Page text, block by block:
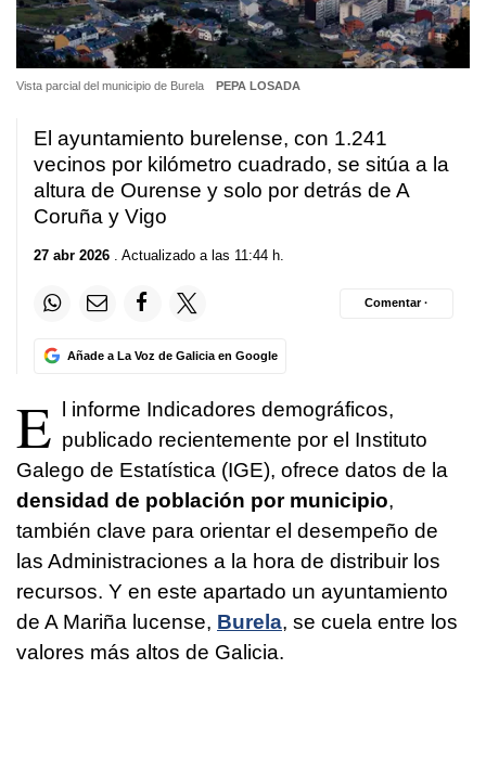
Vista parcial del municipio de Burela PEPA LOSADA
El ayuntamiento burelense, con 1.241
vecinos por kilómetro cuadrado, se sitúa a la
altura de Ourense y solo por detrás de A
Coruña y Vigo
27 abr 2026 . Actualizado a las 11:44 h.
Añade a La Voz de Galicia en Google
Comentar ·
E l informe Indicadores demográficos,
publicado recientemente por el Instituto
Galego de Estatística (IGE), ofrece datos de la
densidad de población por municipio,
también clave para orientar el desempeño de
las Administraciones a la hora de distribuir los
recursos. Y en este apartado un ayuntamiento
de A Mariña lucense, Burela, se cuela entre los
valores más altos de Galicia.